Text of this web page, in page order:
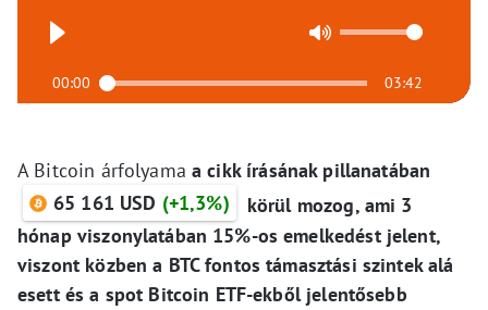
00:00 03:42
A Bitcoin árfolyama a cikk írásának pillanatában
65 161 USD (+1,3%)
körül mozog, ami 3
hónap viszonylatában 15%-os emelkedést jelent,
viszont közben a BTC fontos támasztási szintek alá
esett és a spot Bitcoin ETF-ekből jelentősebb